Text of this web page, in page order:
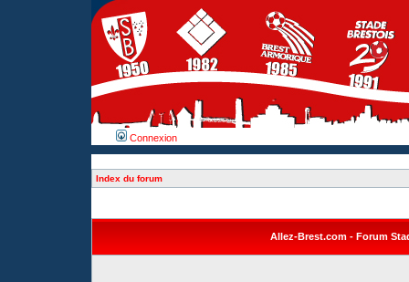
Connexion
Index du forum
Allez-Brest.com - Forum